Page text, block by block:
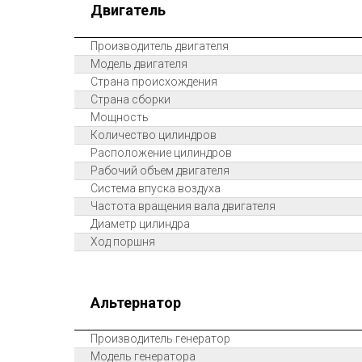
Двигатель
Производитель двигателя
Модель двигателя
Страна происхождения
Страна сборки
Мощность
Количество цилиндров
Расположение цилиндров
Рабочий объем двигателя
Система впуска воздуха
Частота вращения вала двигателя
Диаметр цилиндра
Ход поршня
Альтернатор
Производитель генератор
Модель генератора